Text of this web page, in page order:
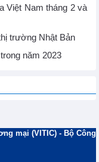
Việt Nam tháng 2 và
trường Nhật Bản
năm 2023
mại (VITIC) - Bộ Công